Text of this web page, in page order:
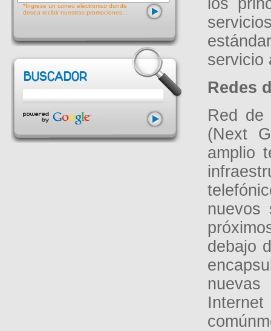
servicio
Redes
Red de
(Next
amplio
nuevos
debajo
*Ingrese un correo eléctronico donde
desea recibir nuestras promociones...